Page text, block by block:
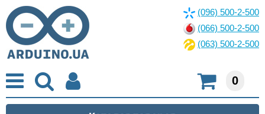
(096) 500-2-500
(066) 500-2-500
(063) 500-2-500
0